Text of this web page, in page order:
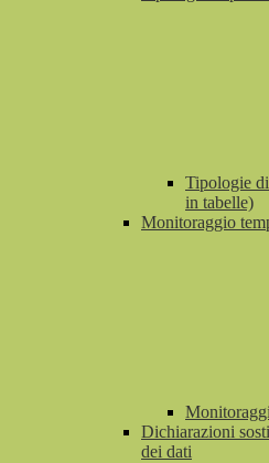
Tipologie
in tabelle)
Monitoraggio
Dichiarazioni
dei dati